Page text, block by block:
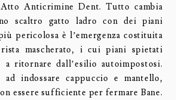
Anticrimine Dent. Tutto cambia
scaltro gatto ladro con dei piani
pericolosa è l’emergenza costituita
mascherato, i cui piani spietati
a ritornare dall’esilio autoimpostosi.
indossare cappuccio e mantello,
essere sufficiente per fermare Bane.